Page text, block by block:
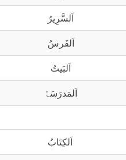
اَلسَّرِیرُ
اَلفَرسُ
اَلبَیتُ
اَلمَدرَسَۃُ
اَلکِتَابُ